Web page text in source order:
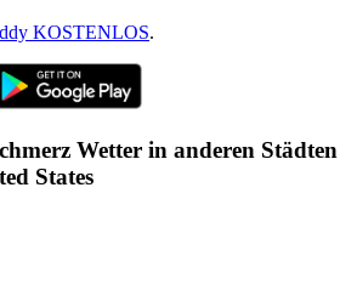
KOSTENLOS.
Wetter in anderen Städten
States